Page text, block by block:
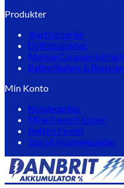
Produkter
Startbatterier
Driftsbatterier
Marine Caravan
Batteriladere &
Min Konto
Kundecenter
Mine Favorit Lister
Batteri Finder
Søg på Nummerplade